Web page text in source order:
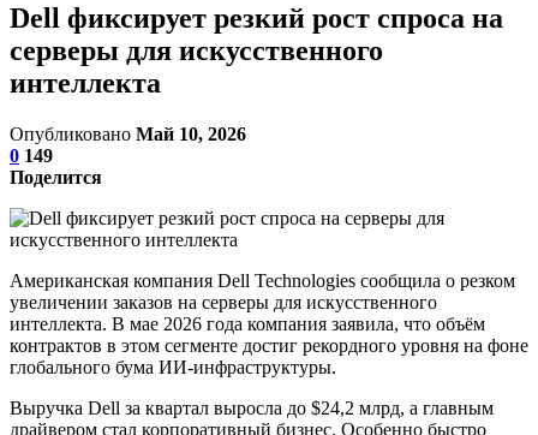
Dell фиксирует резкий рост спроса на
серверы для искусственного
интеллекта
Опубликовано Май 10, 2026
0 149
Поделится
Американская компания Dell Technologies сообщила о резком
увеличении заказов на серверы для искусственного
интеллекта. В мае 2026 года компания заявила, что объём
контрактов в этом сегменте достиг рекордного уровня на фоне
глобального бума ИИ-инфраструктуры.
Выручка Dell за квартал выросла до $24,2 млрд, а главным
драйвером стал корпоративный бизнес. Особенно быстро